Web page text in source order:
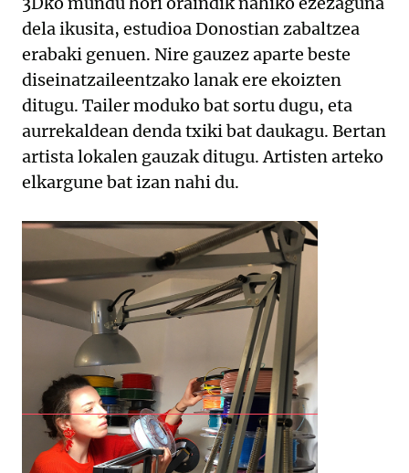
dela ikusita, estudioa Donostian zabaltzea
erabaki genuen. Nire gauzez aparte beste
diseinatzaileentzako lanak ere ekoizten
ditugu. Tailer moduko bat sortu dugu, eta
aurrekaldean denda txiki bat daukagu. Bertan
artista lokalen gauzak ditugu. Artisten arteko
elkargune bat izan nahi du.